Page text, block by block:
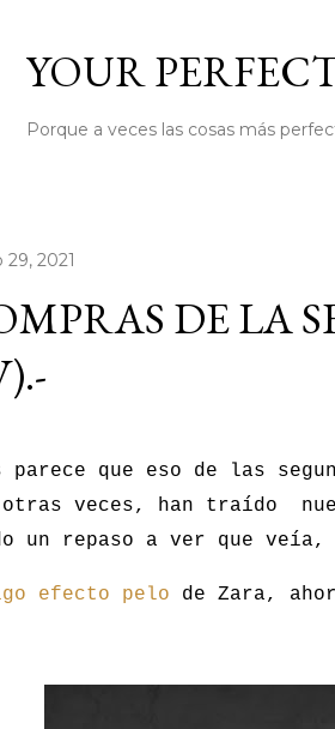
YOUR
Porque a veces las cosas más
29, 2021
DE LA
parece que eso de las
otras veces, han traído
un repaso a ver que
efecto pelo de Zara,